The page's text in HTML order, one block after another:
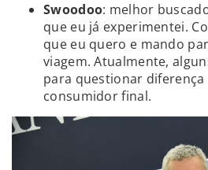
Swoodoo: melhor
que eu já experimentei.
que eu quero e mando
viagem. Atualmente,
para questionar
consumidor final.